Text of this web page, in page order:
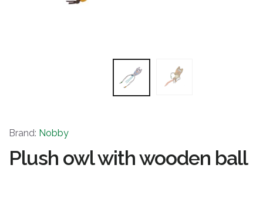
Brand: Nobby
Plush owl with wooden ball